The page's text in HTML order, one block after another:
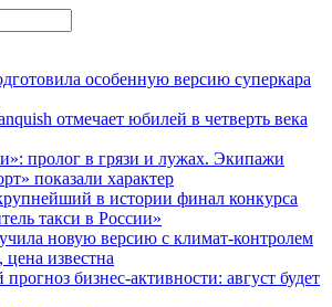
особенную версию суперкара
отмечает юбилей в четверть века
пролог в грязи и лужах. Экипажи
показали характер
в истории финал конкурса
такси в России»
новую версию с климат-контролем
цена известна
бизнес-активности: август будет